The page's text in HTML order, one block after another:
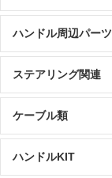
ハンドル周辺パーツ
ステアリング関連
ケーブル類
ハンドルKIT